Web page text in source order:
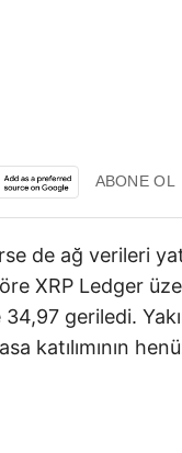
ABONE OL
de ağ verileri
XRP Ledger
geriledi.
katılımının